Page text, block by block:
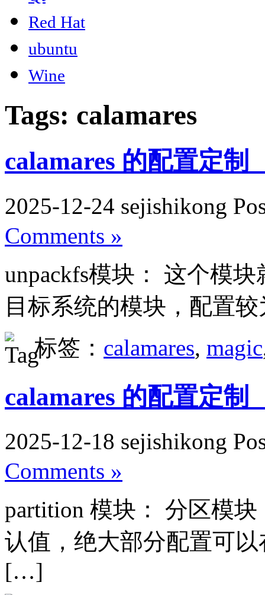
Red Hat
ubuntu
Wine
Tags: calamares
calamares 的配置定制
2025-12-24 sejishikong
Comments »
unpackfs模块： 这个模
目标系统的模块，配置
标签： calamares, magic
calamares 的配置定制
2025-12-18 sejishikong
Comments »
partition 模块： 分区模
认值，绝大部分配置可
[…]